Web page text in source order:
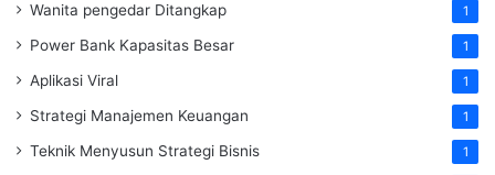
Wanita pengedar Ditangkap 1
Power Bank Kapasitas Besar 1
Aplikasi Viral 1
Strategi Manajemen Keuangan 1
Teknik Menyusun Strategi Bisnis 1